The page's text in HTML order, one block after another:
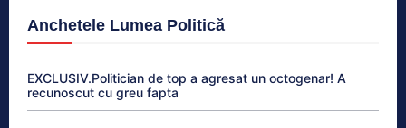
Anchetele Lumea Politică
EXCLUSIV.Politician de top a agresat un octogenar! A
recunoscut cu greu fapta